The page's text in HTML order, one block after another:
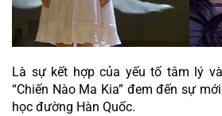
Là sự kết hợp của yếu tố tâm lý
“Chiến Nào Ma Kia” đem đến sự
học đường Hàn Quốc.